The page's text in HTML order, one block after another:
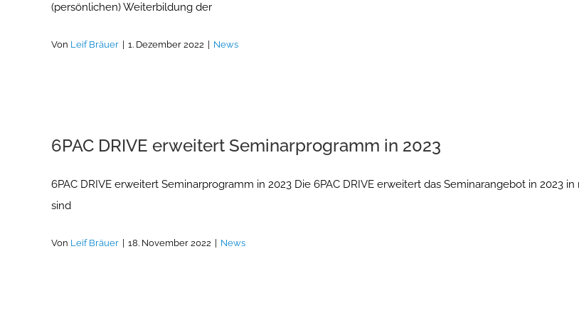
(persönlichen) Weiterbildung der
Von Leif Bräuer 1. Dezember 2022 News
6PAC DRIVE erweitert Seminarprogramm in 2023
6PAC DRIVE erweitert Seminarprogramm in 2023 Die 6PAC DRIVE erweitert das Seminarangebot in 2023
sind
Von Leif Bräuer 18. November 2022 News